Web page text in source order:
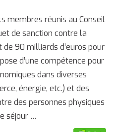
membres réunis au Conseil
de sanction contre la
90 milliards d’euros pour
d’une compétence pour
dans diverses
énergie, etc.) et des
des personnes physiques
séjour …